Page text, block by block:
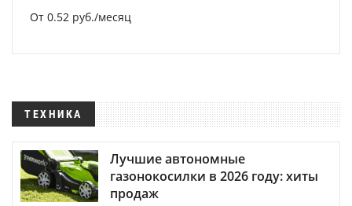
От 0.52 руб./месяц
ТЕХНИКА
Лучшие автономные
газонокосилки в 2026 году: хиты
продаж